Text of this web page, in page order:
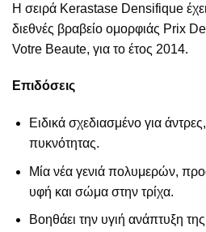
Η σειρά Kerastase Densifique
διεθνές βραβείο ομορφιάς Prix
Votre Beaute, για το έτος 2014.
Επιδόσεις
Ειδικά σχεδιασμένο για
πυκνότητας.
Μία νέα γενιά πολυμερών,
υφή και σώμα στην τρίχα.
Βοηθάει την υγιή ανάπτυξη